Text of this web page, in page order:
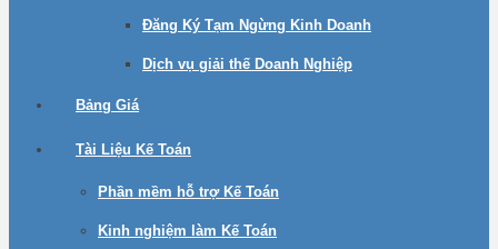
Đăng Ký Tạm Ngừng Kinh Doanh
Dịch vụ giải thế Doanh Nghiệp
Bảng Giá
Tài Liệu Kế Toán
Phần mềm hỗ trợ Kế Toán
Kinh nghiệm làm Kế Toán